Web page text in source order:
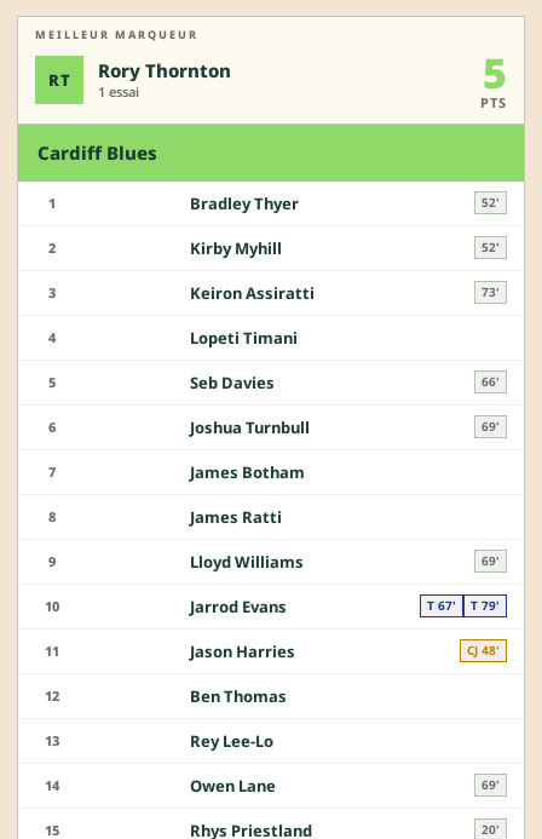
MEILLEUR MARQUEUR
RT Rory Thornton
1 essai 5
PTS
Cardiff Blues
1 Bradley Thyer 52'
2 Kirby Myhill 52'
3 Keiron Assiratti 73'
4 Lopeti Timani
5 Seb Davies 66'
6 Joshua Turnbull 69'
7 James Botham
8 James Ratti
9 Lloyd Williams 69'
10 Jarrod Evans T 67' T 79'
11 Jason Harries CJ 48'
12 Ben Thomas
13 Rey Lee-Lo
14 Owen Lane 69'
15 Rhys Priestland 20'